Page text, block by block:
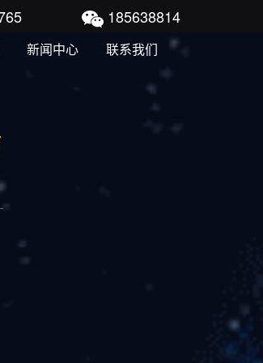
185638814
新闻中心 联系我们